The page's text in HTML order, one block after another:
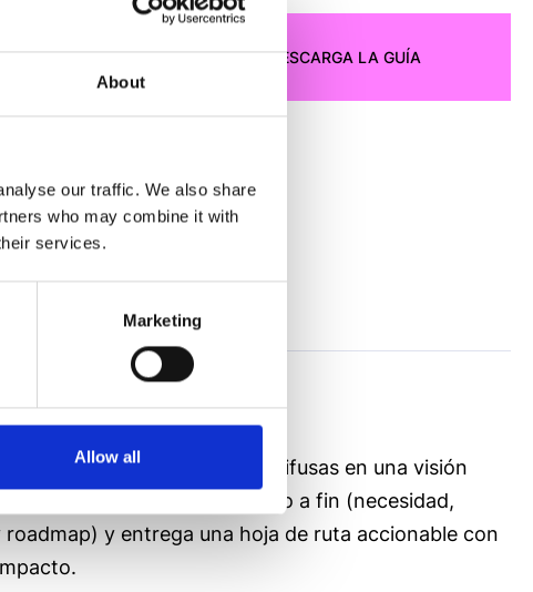
About
our traffic. We also share
who may combine it with
services.
Marketing
Allow all
DESCARGA LA GUÍA
en traducir necesidades difusas en una visión
recorre el negocio de principio a fin (necesidad,
y entrega una hoja de ruta accionable con